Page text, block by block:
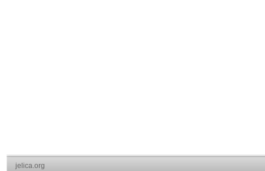
jelica.org